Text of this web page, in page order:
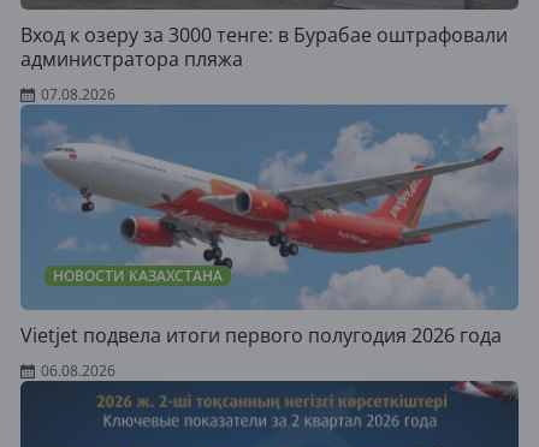
Вход к озеру за 3000 тенге: в Бурабае оштрафовали
администратора пляжа
07.08.2026
НОВОСТИ КАЗАХСТАНА
Vietjet подвела итоги первого полугодия 2026 года
06.08.2026